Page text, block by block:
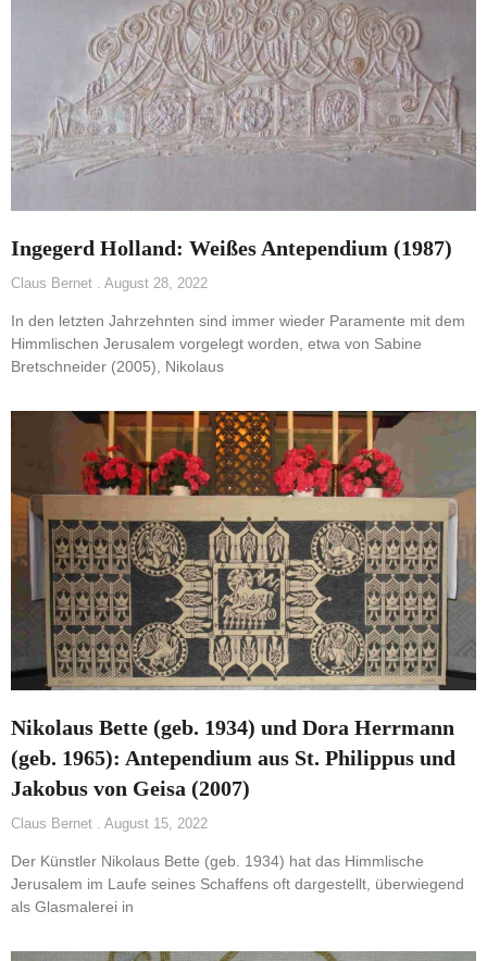
Ingegerd Holland: Weißes Antependium (1987)
Claus Bernet August 28, 2022
In den letzten Jahrzehnten sind immer wieder Paramente mit dem
Himmlischen Jerusalem vorgelegt worden, etwa von Sabine
Bretschneider (2005), Nikolaus
Nikolaus Bette (geb. 1934) und Dora Herrmann
(geb. 1965): Antependium aus St. Philippus und
Jakobus von Geisa (2007)
Claus Bernet August 15, 2022
Der Künstler Nikolaus Bette (geb. 1934) hat das Himmlische
Jerusalem im Laufe seines Schaffens oft dargestellt, überwiegend
als Glasmalerei in